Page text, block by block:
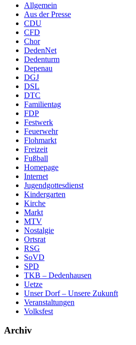
Allgemein
Aus der Presse
CDU
CFD
Chor
DedenNet
Dedenturm
Depenau
DGJ
DSL
DTC
Familientag
FDP
Festwerk
Feuerwehr
Flohmarkt
Freizeit
Fußball
Homepage
Internet
Jugendgottesdienst
Kindergarten
Kirche
Markt
MTV
Nostalgie
Ortsrat
RSG
SoVD
SPD
TKB – Dedenhausen
Uetze
Unser Dorf – Unsere Zukunft
Veranstaltungen
Volksfest
Archiv